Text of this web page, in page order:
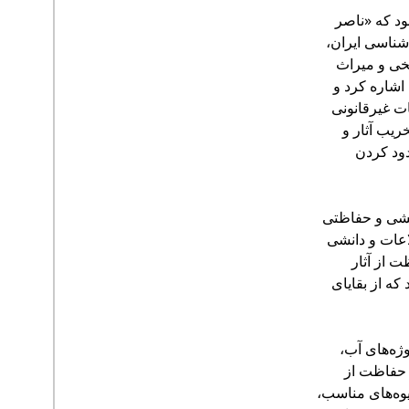
که «ناصر
ایران،
و میراث
اشاره کرد و
غیرقانونی
آثار و
کردن
و حفاظتی
و دانشی
از آثار
از بقایای
آب،
از
مناسب،